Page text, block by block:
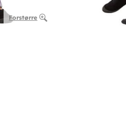
Forstørre